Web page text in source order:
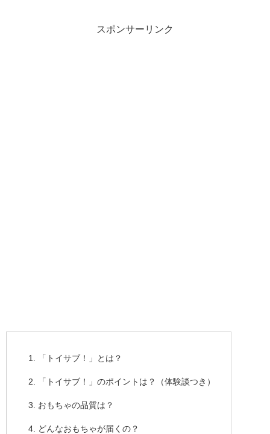
スポンサーリンク
「トイサブ！」とは？
「トイサブ！」のポイントは？（体験談つき）
おもちゃの品質は？
どんなおもちゃが届くの？